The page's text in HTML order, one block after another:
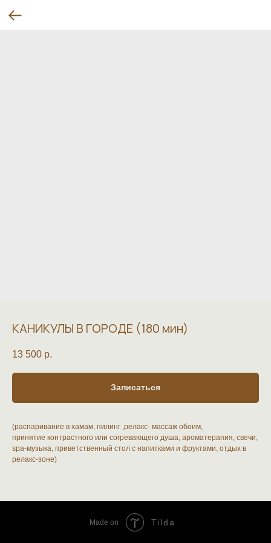
КАНИКУЛЫ В ГОРОДЕ (180 мин)
13 500 р.
Записаться
(распаривание в хамам, пилинг ,релакс- массаж обоим,
принятие контрастного или согревающего душа, ароматерапия, свечи,
spa-музыка, приветственный стол с напитками и фруктами, отдых в
релакс-зоне)
Made on Tilda